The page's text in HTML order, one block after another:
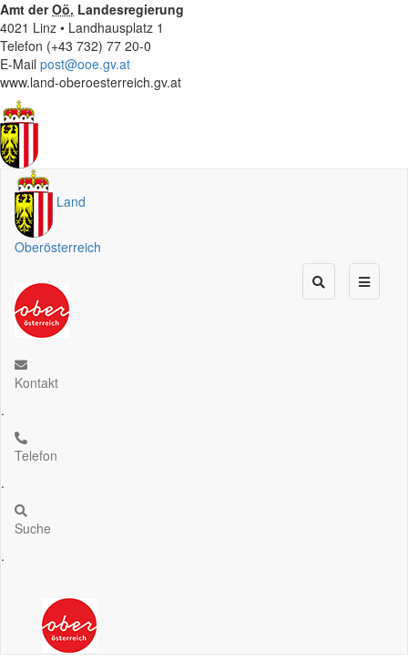
Amt derOö. Landesregierung
4021 Linz • Landhausplatz 1
Telefon (+43 732) 77 20-0
E-Mail post@ooe.gv.at
www.land-oberoesterreich.gv.at
Land
Oberösterreich
Kontakt
.
Telefon
.
Suche
.